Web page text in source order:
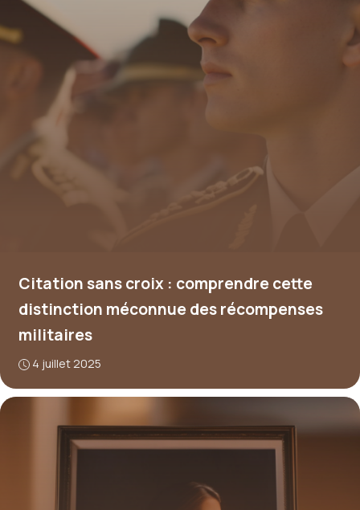
Citation sans croix : comprendre cette
distinction méconnue des récompenses
militaires
4 juillet 2025